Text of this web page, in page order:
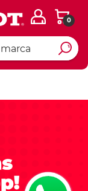
0
Ingresar Codigo